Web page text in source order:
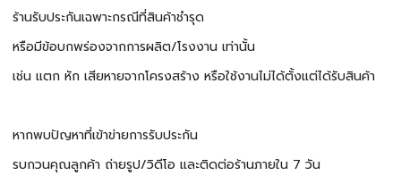
ร้านรับประกันเฉพาะกรณีที่สินค้าชำรุด
หรือมีข้อบกพร่องจากการผลิต/โรงงาน เท่านั้น
เช่น แตก หัก เสียหายจากโครงสร้าง หรือใช้งานไม่ได้ตั้งแต่ได้รับสินค้า
หากพบปัญหาที่เข้าข่ายการรับประกัน
รบกวนคุณลูกค้า ถ่ายรูป/วิดีโอ และติดต่อร้านภายใน 7 วัน